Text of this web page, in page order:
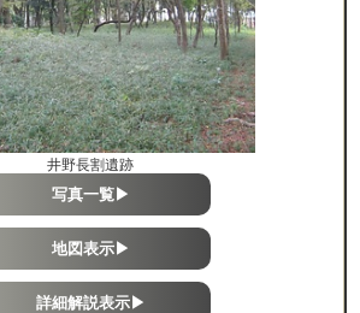
井野長割遺跡
写真一覧▶
地図表示▶
詳細解説表示▶